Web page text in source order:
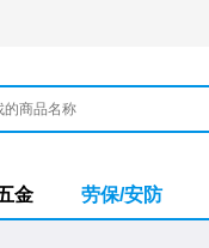
金 劳保/安防